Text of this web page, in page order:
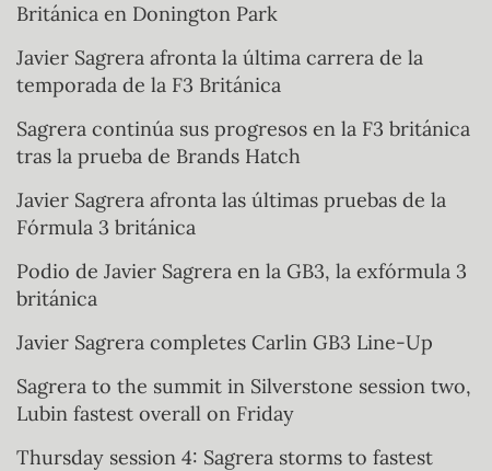
Británica en Donington Park
Javier Sagrera afronta la última carrera de la
temporada de la F3 Británica
Sagrera continúa sus progresos en la F3 británica
tras la prueba de Brands Hatch
Javier Sagrera afronta las últimas pruebas de la
Fórmula 3 británica
Podio de Javier Sagrera en la GB3, la exfórmula 3
británica
Javier Sagrera completes Carlin GB3 Line-Up
Sagrera to the summit in Silverstone session two,
Lubin fastest overall on Friday
Thursday session 4: Sagrera storms to fastest